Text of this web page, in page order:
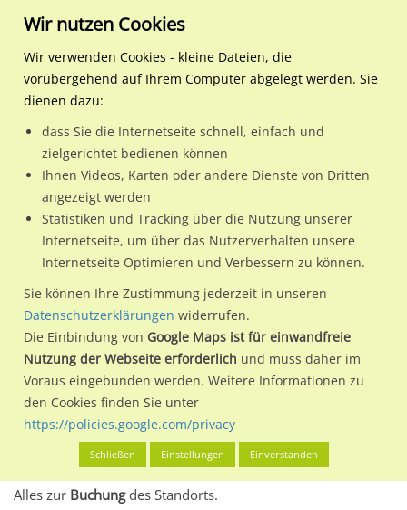
Regionale Plakatwerbung Baden-Württemberg
Heidelberg, Stadt
Waldhofer Str./Am
69123 / Heidelberg, Stadt / Wieblingen
Nutze günstige Werbemöglichkeiten am Standort Waldhofer
Str./Am Taubenfeld/We.li.im Ortsteil Wieblingen)in
Heidelberg, Stadt.
Wir erheben für jede unserer Werbeflächen individuelle und
aktuelleStandortinformationenundLeistungswerte. Damit
kannst du dich schon vor der Buchung im Detail über den
Standort, seine Reichweite und Werbewirkung sowie
eventuelle Beschränkungen in den zugelassenen
Werbeinhalten informieren.
Alles klar? Dann findest du direkt im unteren Teil dieser Seite
Alles zur Buchungdes Standorts.
Wir nutzen Cookies
Wir verwenden Cookies - kleine Dateien, die
vorübergehend auf Ihrem Computer abgelegt werden. Sie
dienen dazu:
dass Sie die Internetseite schnell, einfach und
zielgerichtet bedienen können
Ihnen Videos, Karten oder andere Dienste von Dritten
angezeigt werden
Statistiken und Tracking über die Nutzung unserer
Internetseite, um über das Nutzerverhalten unsere
Internetseite Optimieren und Verbessern zu können.
Sie können Ihre Zustimmung jederzeit in unseren
Datenschutzerklärungen widerrufen.
Die Einbindung von Google Maps ist für einwandfreie
Nutzung der Webseite erforderlich und muss daher im
Voraus eingebunden werden. Weitere Informationen zu
den Cookies finden Sie unter
https://policies.google.com/privacy
Schließen Einstellungen Einverstanden